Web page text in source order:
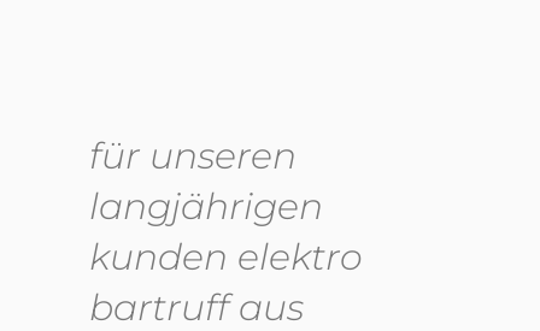
für unseren
langjährigen
kunden elektro
bartruff aus